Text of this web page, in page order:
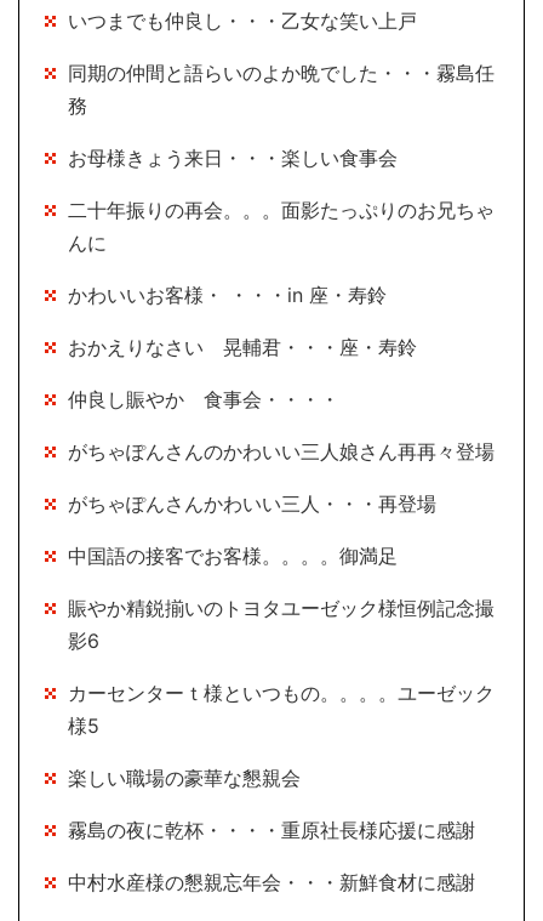
いつまでも仲良し・・・乙女な笑い上戸
同期の仲間と語らいのよか晩でした・・・霧島任
務
お母様きょう来日・・・楽しい食事会
二十年振りの再会。。。面影たっぷりのお兄ちゃ
んに
かわいいお客様・ ・・・in 座・寿鈴
おかえりなさい 晃輔君・・・座・寿鈴
仲良し賑やか 食事会・・・・
がちゃぽんさんのかわいい三人娘さん再再々登場
がちゃぽんさんかわいい三人・・・再登場
中国語の接客でお客様。。。。御満足
賑やか精鋭揃いのトヨタユーゼック様恒例記念撮
影6
カーセンターｔ様といつもの。。。。ユーゼック
様5
楽しい職場の豪華な懇親会
霧島の夜に乾杯・・・・重原社長様応援に感謝
中村水産様の懇親忘年会・・・新鮮食材に感謝